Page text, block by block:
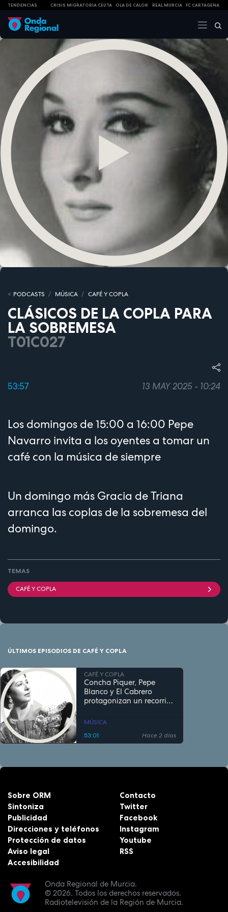
TENDENCIAS CRISIS MIGRATORIA CEUTA OLA DE CALOR REAL MURCIA FC CARTAGENA
PODCASTS MÚSICA CAFÉ Y COPLA
CLÁSICOS DE LA COPLA PARA
LA SOBREMESA
T01C027
53:57 13 MAY 2025 - 10:24
Los domingos de 15:00 a 16:00 Pepe
Navarro invita a los oyentes a tomar un
café con la música de siempre
Un domingo más Gracia de Triana
arranca las coplas de la sobremesa del
domingo.
TEMAS
CAFÉ Y COPLA
ÚLTIMOS EPISODIOS DE CAFÉ Y COPLA
CAFÉ Y COPLA
Concha Piquer, Pepe
Blanco y El Cabrero
protagonizan un recorrido
canción española
MÚSICA
53:01
Hace 2 días
Onda Regional de Murcia.
© 2026. Todos los derechos reservados.
Radiotelevisión de la Región de Murcia.
Sobre ORM
Sintoniza
Publicidad
Direcciones y teléfonos
Protección de datos
Aviso legal
Accesibilidad
Contacto
Twitter
Facebook
Instagram
Youtube
RSS